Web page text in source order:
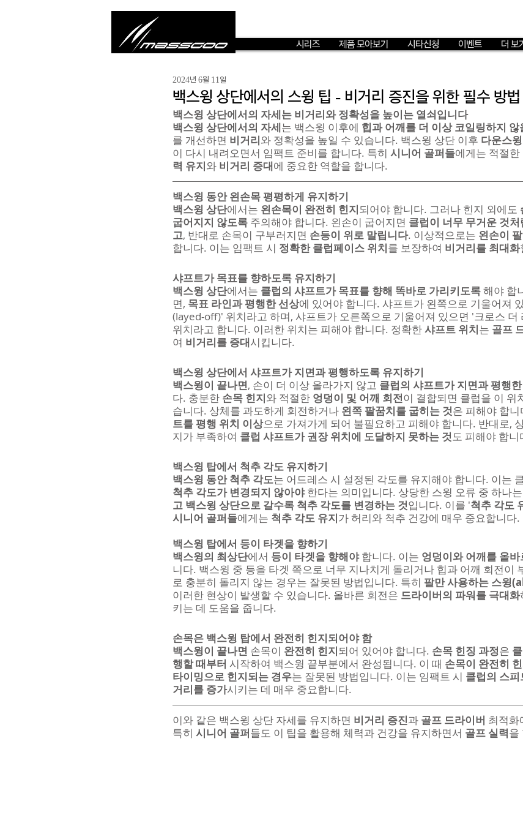
시리즈 제품 모아보기 시타신청 이벤트 더 보기
백스윙 상단에서의 스윙 팁 - 비거리 증진을 위한 필수 방법
2024년 6월 11일
백스윙 상단에서의 자세는 비거리와 정확성을 높이는 열쇠입니다
백스윙 상단에서의 자세는 백스윙 이후에 힙과 어깨를 더 이상 코일링하지 않
를 개선하면 비거리와 정확성을 높일 수 있습니다. 백스윙 상단 이후 다운스
이 다시 내려오면서 임팩트 준비를 합니다. 특히 시니어 골퍼들에게는 적절한
력 유지와 비거리 증대에 중요한 역할을 합니다.
백스윙 동안 왼손목 평평하게 유지하기
백스윙 상단에서는 왼손목이 완전히 힌지되어야 합니다. 그러나 힌지 외에도
굽어지지 않도록 주의해야 합니다. 왼손이 굽어지면 클럽이 너무 무거운 것
고, 반대로 손목이 구부러지면 손등이 위로 말립니다. 이상적으로는 왼손이
합니다. 이는 임팩트 시 정확한 클럽페이스 위치를 보장하여 비거리를 최대화
샤프트가 목표를 향하도록 유지하기
백스윙 상단에서는 클럽의 샤프트가 목표를 향해 똑바로 가리키도록 해야 합
면, 목표 라인과 평행한 선상에 있어야 합니다. 샤프트가 왼쪽으로 기울어져
(layed-off)' 위치라고 하며, 샤프트가 오른쪽으로 기울어져 있으면 '크로스
위치라고 합니다. 이러한 위치는 피해야 합니다. 정확한 샤프트 위치는 골프
여 비거리를 증대시킵니다.
백스윙 상단에서 샤프트가 지면과 평행하도록 유지하기
백스윙이 끝나면, 손이 더 이상 올라가지 않고 클럽의 샤프트가 지면과 평행
다. 충분한 손목 힌지와 적절한 엉덩이 및 어깨 회전이 결합되면 클럽을 이 위
습니다. 상체를 과도하게 회전하거나 왼쪽 팔꿈치를 굽히는 것은 피해야 합
트를 평행 위치 이상으로 가져가게 되어 불필요하고 피해야 합니다. 반대로,
지가 부족하여 클럽 샤프트가 권장 위치에 도달하지 못하는 것도 피해야 합니
백스윙 탑에서 척추 각도 유지하기
백스윙 동안 척추 각도는 어드레스 시 설정된 각도를 유지해야 합니다. 이는
척추 각도가 변경되지 않아야 한다는 의미입니다. 상당한 스윙 오류 중 하나는
고 백스윙 상단으로 갈수록 척추 각도를 변경하는 것입니다. 이를 '척추 각도
시니어 골퍼들에게는 척추 각도 유지가 허리와 척추 건강에 매우 중요합니다.
백스윙 탑에서 등이 타겟을 향하기
백스윙의 최상단에서 등이 타겟을 향해야 합니다. 이는 엉덩이와 어깨를 올바
니다. 백스윙 중 등을 타겟 쪽으로 너무 지나치게 돌리거나 힙과 어깨 회전이
로 충분히 돌리지 않는 경우는 잘못된 방법입니다. 특히 팔만 사용하는 스윙
이러한 현상이 발생할 수 있습니다. 올바른 회전은 드라이버의 파워를 극대화
키는 데 도움을 줍니다.
손목은 백스윙 탑에서 완전히 힌지되어야 함
백스윙이 끝나면 손목이 완전히 힌지되어 있어야 합니다. 손목 힌징 과정은
행할 때부터 시작하여 백스윙 끝부분에서 완성됩니다. 이 때 손목이 완전히
타이밍으로 힌지되는 경우는 잘못된 방법입니다. 이는 임팩트 시 클럽의 스
거리를 증가시키는 데 매우 중요합니다.
이와 같은 백스윙 상단 자세를 유지하면 비거리 증진과 골프 드라이버 최적화
특히 시니어 골퍼들도 이 팁을 활용해 체력과 건강을 유지하면서 골프 실력을